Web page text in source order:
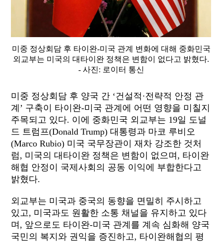
미중 정상회담 후 타이완-미국 관계 변화에 대해 중화민국
외교부는 미국의 대타이완 정책은 변함이 없다고 밝혔다.
- 사진: 로이터 통신
미중 정상회담 후 양국 간 ‘건설적·전략적 안정 관
계’ 구축이 타이완-미국 관계에 어떤 영향을 미칠지
주목되고 있다. 이에 중화민국 외교부는 19일 도널
드 트럼프(Donald Trump) 대통령과 마코 루비오
(Marco Rubio) 미국 국무장관이 재차 강조한 것처
럼, 미국의 대타이완 정책은 변함이 없으며, 타이완
해협 안정이 국제사회의 공동 이익에 부합한다고
밝혔다.
외교부는 미국과 중국의 동향을 면밀히 주시하고
있고, 미국과도 원활한 소통 채널을 유지하고 있다
며, 앞으로도 타이완-미국 관계를 계속 심화해 양국
국민의 복지와 권익을 증진하고, 타이완해협의 평